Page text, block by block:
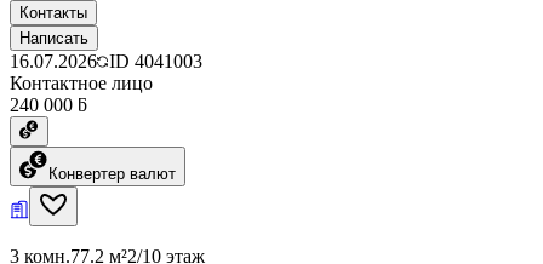
Контакты
Написать
16.07.2026 ID 4041003
Контактное лицо
240 000 ƃ
Конвертер валют
3 комн.77.2 м²2/10 этаж